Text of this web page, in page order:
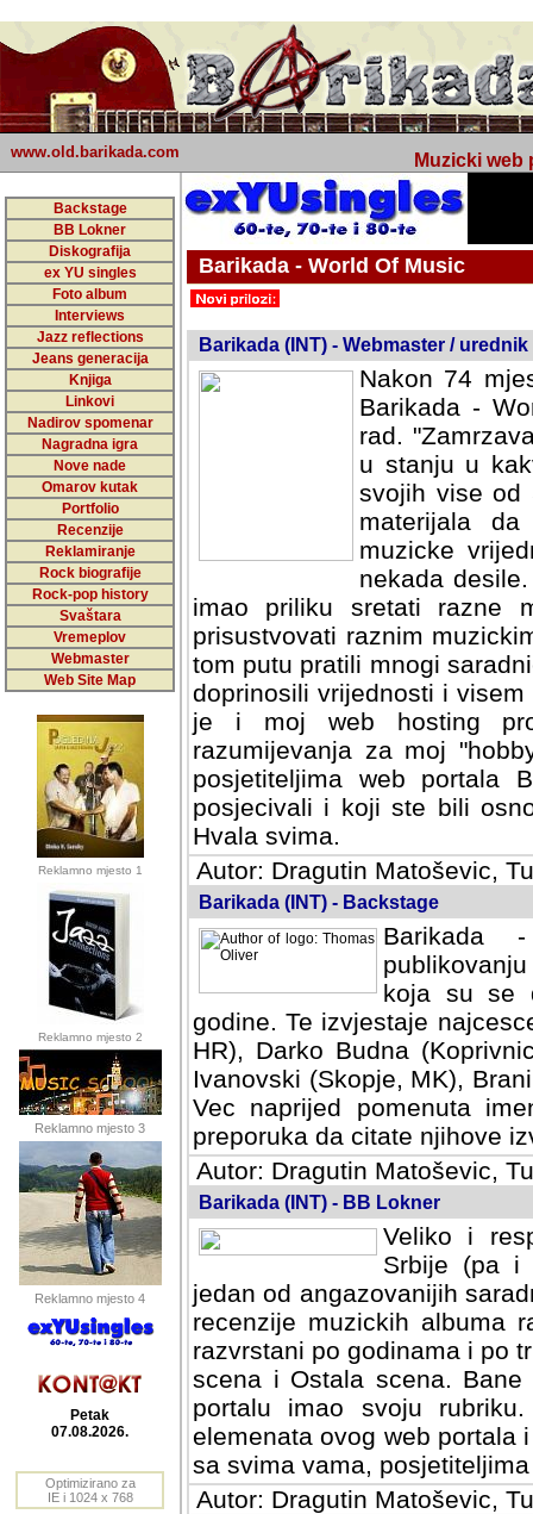
www.old.barikada.com Muzicki web
Backstage
BB Lokner
Diskografija
ex YU singles
Foto album
Interviews
Jazz reflections
Jeans generacija
Knjiga
Linkovi
Nadirov spomenar
Nagradna igra
Nove nade
Omarov kutak
Portfolio
Recenzije
Reklamiranje
Rock biografije
Rock-pop history
Svaštara
Vremeplov
Webmaster
Web Site Map
Reklamno mjesto 1
Reklamno mjesto 2
Reklamno mjesto 3
Reklamno mjesto 4
Petak
07.08.2026.
Optimizirano za
IE i 1024 x 768
Barikada - World Of Music
Barikada (INT) - Webmaster / urednik
Nakon 74
Barikada -
rad.
u stanju u
svojih vise od
materijala
muzicke
nekada
imao priliku sretati razne
prisustvovati raznim
tom putu pratili mnogi
doprinosili vrijednosti i
je i moj web hosting
razumijevanja za moj
posjetiteljima web portala
posjecivali i koji ste bili
Hvala svima.
Autor: Dragutin Matoševic,
Barikada (INT) - Backstage
Barikada
koja su se
godine. Te izvjestaje
HR), Darko Budna
Ivanovski (Skopje, MK),
Vec naprijed pomenuta
preporuka da citate njihove
Autor: Dragutin Matoševic,
Barikada (INT) - BB Lokner
Veliko i
Srbije (pa i
jedan od angazovanijih
recenzije muzickih albuma
razvrstani po godinama i po
scena i Ostala scena.
portalu imao svoju
elemenata ovog web portala
sa svima vama,
Autor: Dragutin Matoševic,